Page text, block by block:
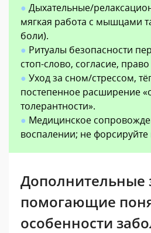
● Дыхательные/
мягкая работа с мышцами
боли).
● Ритуалы безопасности
стоп-слово, согласие,
● Уход за сном/стрессом,
постепенное расширение
толерантности».
● Медицинское
воспалении; не
Дополнительные
помогающие
особенности